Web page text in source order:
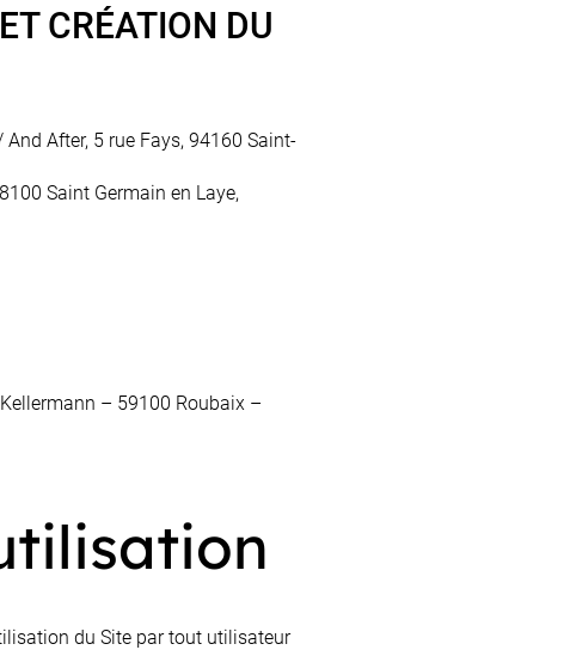
CRÉATION DU
After, 5 rue Fays, 94160 Saint-
Saint Germain en Laye,
– 59100 Roubaix –
du Site par tout utilisateur